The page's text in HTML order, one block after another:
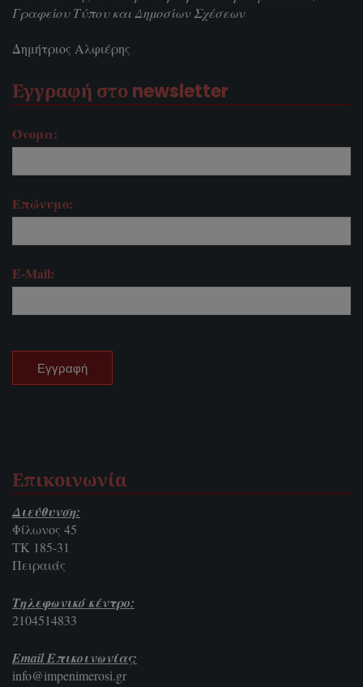
Γραφείου Τύπου και Δημοσίων Σχέσεων
Δημήτριος Αλφιέρης
Εγγραφή στο newsletter
Όνομα:
Επώνυμο:
E-Mail:
Επικοινωνία
Διεύθυνση:
Φίλωνος 45
ΤΚ 185-31
Πειραιάς
Τηλεφωνικό κέντρο:
2104514833
Email Επικοινωνίας:
info@impenimerosi.gr